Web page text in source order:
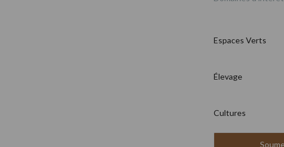
Espaces Verts
Élevage
Cultures